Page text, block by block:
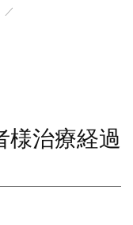
様治療経過